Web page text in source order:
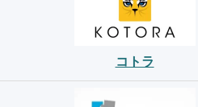
コトラ